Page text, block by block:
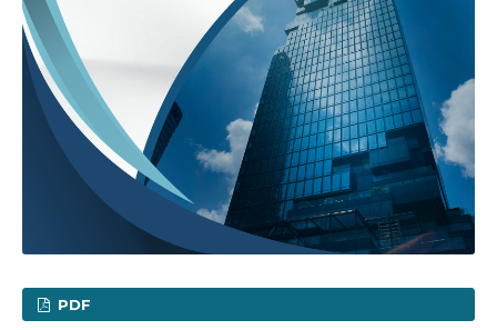
PDF